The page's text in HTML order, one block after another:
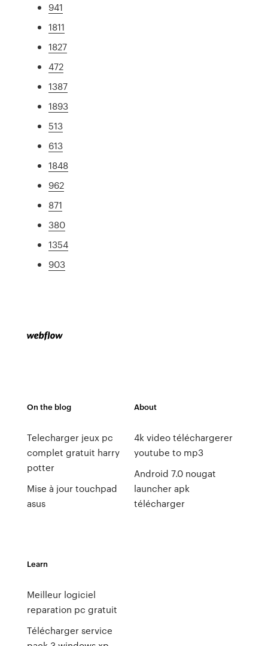
941
1811
1827
472
1387
1893
513
613
1848
962
871
380
1354
903
On the blog
Telecharger jeux pc
complet gratuit harry
potter
Mise à jour touchpad
asus
About
4k video téléchargerer
youtube to mp3
Android 7.0 nougat
launcher apk
télécharger
Learn
Meilleur logiciel
reparation pc gratuit
Télécharger service